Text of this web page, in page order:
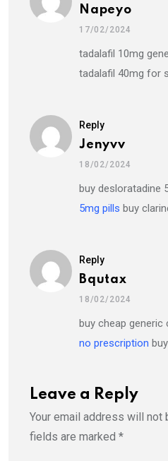
Napeyo
17/02/2024
tadalafil 10mg
tadalafil 40mg for
Reply
Jenyvv
18/02/2024
buy desloratadine
5mg pills buy
Reply
Bqutax
18/02/2024
buy cheap generic
no prescription
Leave a Reply
Your email address will not
fields are marked *